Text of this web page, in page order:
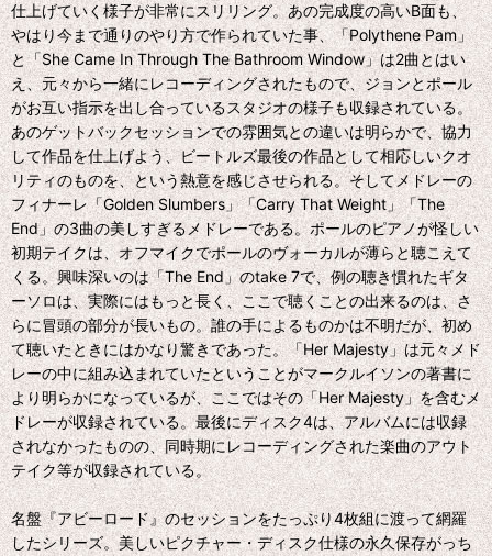
仕上げていく様子が非常にスリリング。あの完成度の高いB面も、
やはり今まで通りのやり方で作られていた事、「Polythene Pam」
と「She Came In Through The Bathroom Window」は2曲とはい
え、元々から一緒にレコーディングされたもので、ジョンとポール
がお互い指示を出し合っているスタジオの様子も収録されている。
あのゲットバックセッションでの雰囲気との違いは明らかで、協力
して作品を仕上げよう、ビートルズ最後の作品として相応しいクオ
リティのものを、という熱意を感じさせられる。そしてメドレーの
フィナーレ「Golden Slumbers」「Carry That Weight」「The
End」の3曲の美しすぎるメドレーである。ポールのピアノが怪しい
初期テイクは、オフマイクでポールのヴォーカルが薄らと聴こえて
くる。興味深いのは「The End」のtake 7で、例の聴き慣れたギタ
ーソロは、実際にはもっと長く、ここで聴くことの出来るのは、さ
らに冒頭の部分が長いもの。誰の手によるものかは不明だが、初め
て聴いたときにはかなり驚きであった。「Her Majesty」は元々メド
レーの中に組み込まれていたということがマークルイソンの著書に
より明らかになっているが、ここではその「Her Majesty」を含むメ
ドレーが収録されている。最後にディスク4は、アルバムには収録
されなかったものの、同時期にレコーディングされた楽曲のアウト
テイク等が収録されている。
名盤『アビーロード』のセッションをたっぷり4枚組に渡って網羅
したシリーズ。美しいピクチャー・ディスク仕様の永久保存がっち